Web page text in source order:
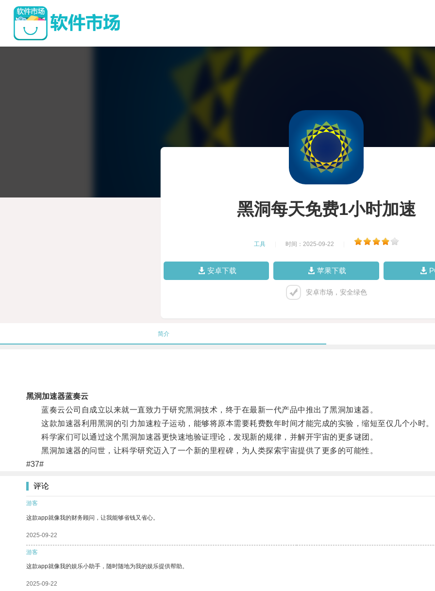
黑洞每天免费1小时加速
工具 时间：2025-09-22
安卓下载 苹果下载
安卓市场，安全绿色
简介
黑洞加速器蓝奏云
蓝奏云公司自成立以来就一直致力于研究黑洞技术，终于在最新一代产品中推出了黑洞加速器。
这款加速器利用黑洞的引力加速粒子运动，能够将原本需要耗费数年时间才能完成的实验，缩短至仅几个小时。
科学家们可以通过这个黑洞加速器更快速地验证理论，发现新的规律，并解开宇宙的更多谜团。
黑洞加速器的问世，让科学研究迈入了一个新的里程碑，为人类探索宇宙提供了更多的可能性。
#37#
评论
游客
这款app就像我的财务顾问，让我能够省钱又省心。
2025-09-22
游客
这款app就像我的娱乐小助手，随时随地为我的娱乐提供帮助。
2025-09-22